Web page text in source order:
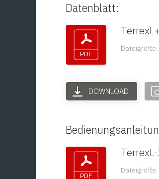
Datenblatt:
Dateigröße:
DOWNLOAD
Dateigröße: